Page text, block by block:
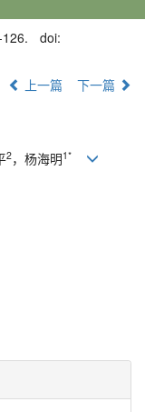
doi:
上一篇 下一篇
2，杨海明1*